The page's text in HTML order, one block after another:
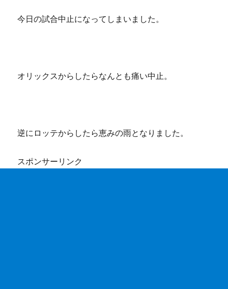
今日の試合中止になってしまいました。
オリックスからしたらなんとも痛い中止。
逆にロッテからしたら恵みの雨となりました。
スポンサーリンク